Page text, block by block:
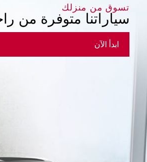
سياراتنا متوفرة من
تسوق من منزلك
ابدأ الآن